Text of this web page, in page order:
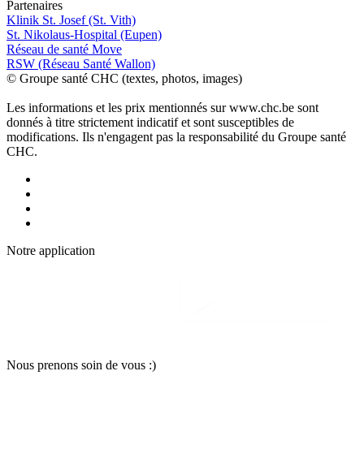
Partenaires
Klinik St. Josef (St. Vith)
St. Nikolaus-Hospital (Eupen)
Réseau de santé Move
RSW (Réseau Santé Wallon)
© Groupe santé CHC (textes, photos, images)
Les informations et les prix mentionnés sur www.chc.be sont
donnés à titre strictement indicatif et sont susceptibles de
modifications. Ils n'engagent pas la responsabilité du Groupe santé
CHC.
Notre application
Nous prenons soin de vous :)